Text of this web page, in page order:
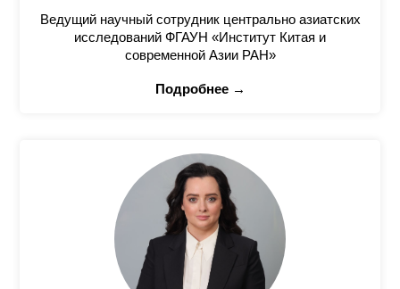
Ведущий научный сотрудник центрально азиатских
исследований ФГАУН «Институт Китая и
современной Азии РАН»
Подробнее →